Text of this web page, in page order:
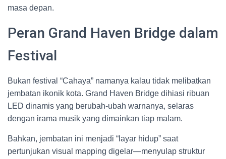
masa depan.
Peran Grand Haven Bridge dalam
Festival
Bukan festival “Cahaya” namanya kalau tidak melibatkan
jembatan ikonik kota. Grand Haven Bridge dihiasi ribuan
LED dinamis yang berubah-ubah warnanya, selaras
dengan irama musik yang dimainkan tiap malam.
Bahkan, jembatan ini menjadi “layar hidup” saat
pertunjukan visual mapping digelar—menyulap struktur